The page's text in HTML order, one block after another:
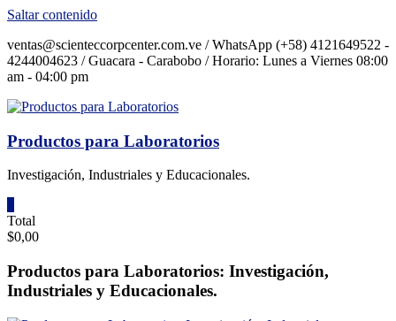
Saltar contenido
ventas@scienteccorpcenter.com.ve / WhatsApp (+58) 4121649522 -
4244004623 / Guacara - Carabobo / Horario: Lunes a Viernes 08:00
am - 04:00 pm
Productos para Laboratorios
Investigación, Industriales y Educacionales.
Total
$0,00
Productos para Laboratorios: Investigación,
Industriales y Educacionales.